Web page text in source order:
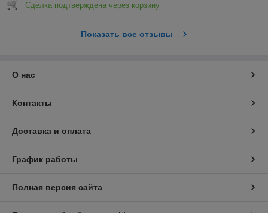
Сделка подтверждена через корзину
Показать все отзывы
О нас
Контакты
Доставка и оплата
График работы
Полная версия сайта